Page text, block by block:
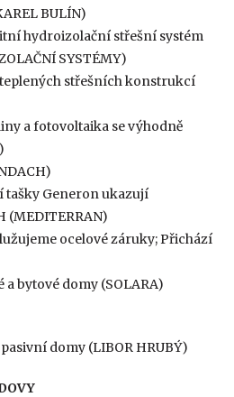
BULÍN)
hydroizolační střešní systém
SYSTÉMY)
střešních konstrukcí
a fotovoltaika se výhodně
tašky Generon ukazují
(MEDITERRAN)
ocelové záruky; Přichází
bytové domy (SOLARA)
domy (LIBOR HRUBÝ)